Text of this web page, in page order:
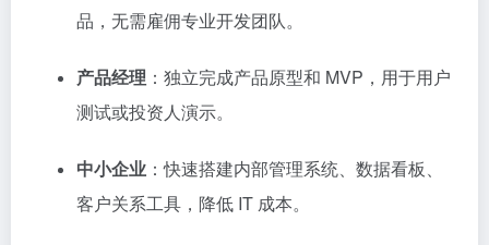
品，无需雇佣专业开发团队。
产品经理 ：独立完成产品原型和 MVP，用于用户
测试或投资人演示。
中小企业 ：快速搭建内部管理系统、数据看板、
客户关系工具，降低 IT 成本。